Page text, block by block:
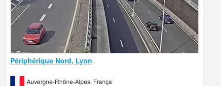
Périphérique Nord, Lyon
Auvergne-Rhône-Alpes, França